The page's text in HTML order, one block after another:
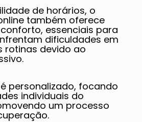
de horários, o
também oferece
essenciais para
dificuldades em
rotinas devido ao
personalizado, focando
individuais do
um processo